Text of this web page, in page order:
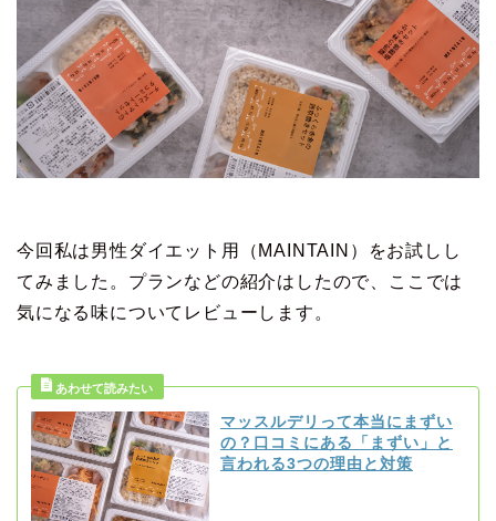
今回私は男性ダイエット用（MAINTAIN）をお試しし
てみました。プランなどの紹介はしたので、ここでは
気になる味についてレビューします。
マッスルデリって本当にまずい
の？口コミにある「まずい」と
言われる3つの理由と対策